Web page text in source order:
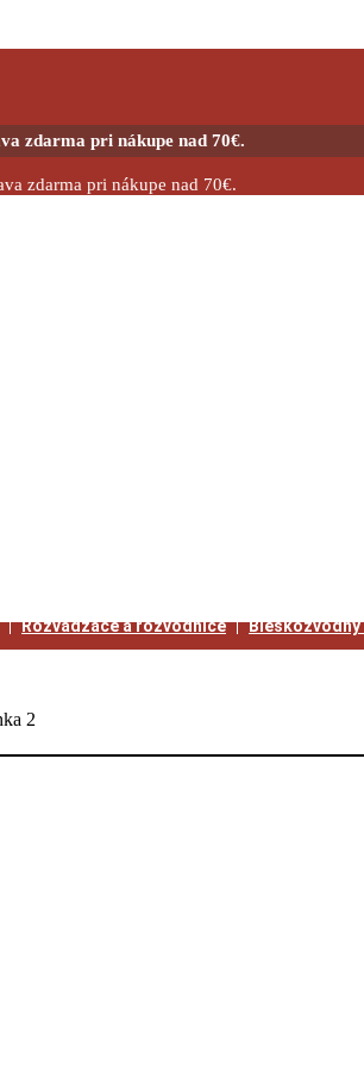
zdarma pri nákupe nad 70€.
zdarma pri nákupe nad 70€.
Rozvádzače a rozvodnice
2